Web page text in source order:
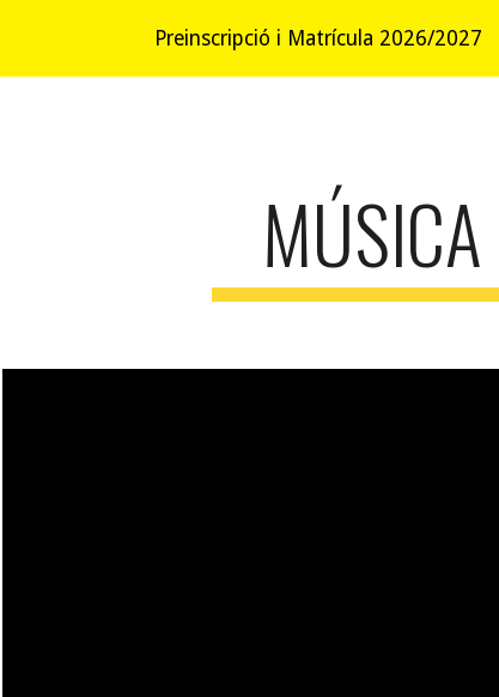
Skip to main content
Preinscripció i Matrícula 2026/2027